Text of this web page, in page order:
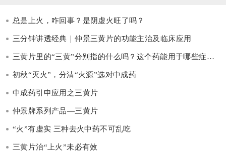
总是上火，咋回事？是阴虚火旺了吗？
三分钟讲透经典｜仲景三黄片的功能主治及临床应用
三黄片里的“三黄”分别指的什么吗？这个药能用于哪些症状呢？ ​
初秋“灭火”，分清“火源”选对中成药
中成药引申应用之三黄片
仲景牌系列产品—三黄片
“火”有虚实 三种去火中药不可乱吃
三黄片治“上火”未必有效